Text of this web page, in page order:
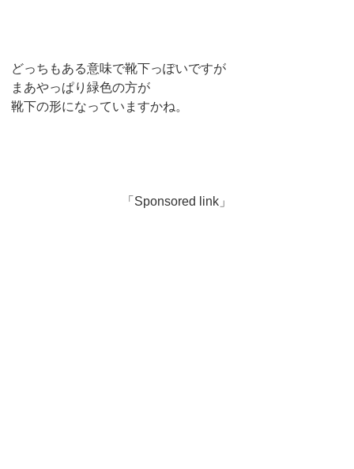
どっちもある意味で靴下っぽいですが
まあやっぱり緑色の方が
靴下の形になっていますかね。
「Sponsored link」